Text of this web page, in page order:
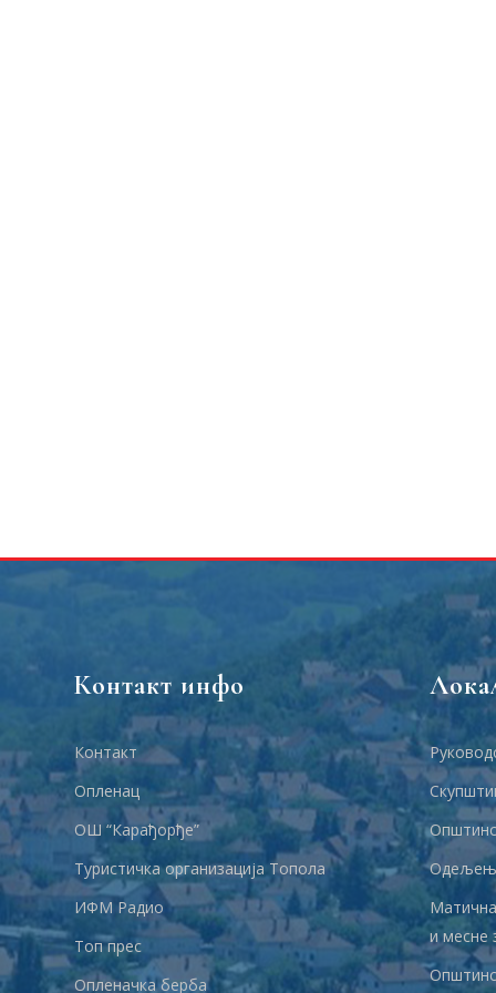
Контакт инфо
Контакт
Опленац
ОШ “Карађорђе”
Туристичка организација Топола
ИФМ Радио
Топ прес
Опленачка берба
и месне